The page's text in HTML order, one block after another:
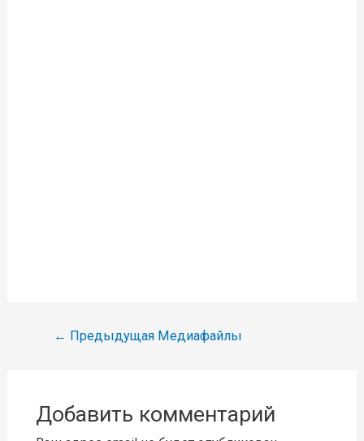
Навигация
← Предыдущая Медиафайлы
Добавить комментарий